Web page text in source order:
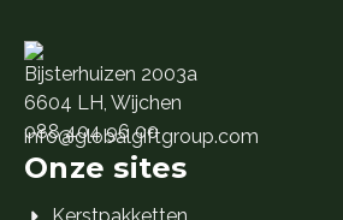
Bijsterhuizen 2003a
6604 LH, Wijchen
088 404 96 00
info@globalgiftgroup.com
Onze sites